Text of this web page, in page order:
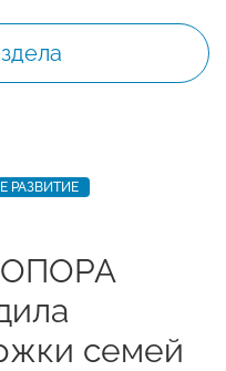
РАЗВИТИЕ
семей